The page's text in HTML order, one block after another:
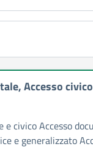
Accesso
e civico Accesso
e generalizzato